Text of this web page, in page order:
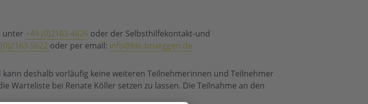
unter +49 (0)2163 4826 oder der Selbsthilfekontakt-und
5622 oder per email: info@bis-brueggen.de
deshalb vorläufig keine weiteren Teilnehmerinnen und Teilnehmer
Warteliste bei Renate Köller setzen zu lassen. Die Teilnahme an den